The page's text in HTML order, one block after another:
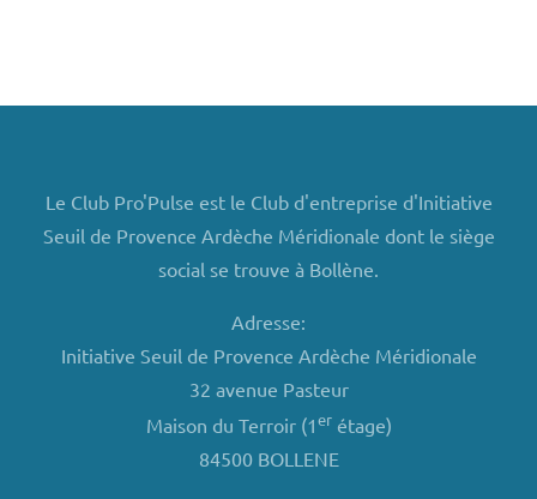
Le Club Pro'Pulse est le Club d'entreprise d'Initiative
Seuil de Provence Ardèche Méridionale dont le siège
social se trouve à Bollène.
Adresse:
Initiative Seuil de Provence Ardèche Méridionale
32 avenue Pasteur
Maison du Terroir (1erétage)
84500 BOLLENE